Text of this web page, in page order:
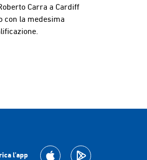
Carra a Cardiff
con la medesima
l’app